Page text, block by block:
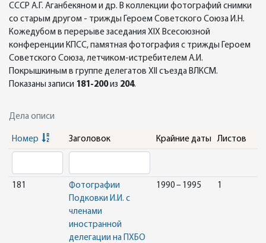
СССР А.Г. Аганбекяном и др. В коллекции фотографий снимки
со старым другом - трижды Героем Советского Союза И.Н.
Кожедубом в перерыве заседания ХIX Всесоюзной
конференции КПСС, памятная фотография с трижды Героем
Советского Союза, летчиком-истребителем А.И.
Покрышкиным в группе делегатов XII съезда ВЛКСМ.
Показаны записи 181-200из 204.
Дела описи
Номер Заголовок Крайние даты Листов
181
Фотографии
Подковки И.И. с
членами
иностранной
делегации на ПХБО
1990 – 1995 1